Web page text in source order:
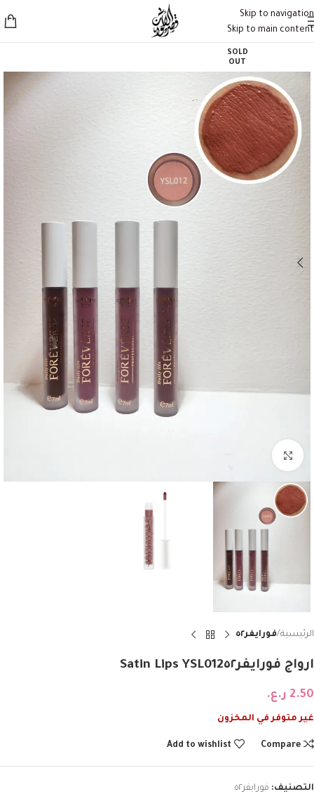
Skip to navigation
Skip to main content
SOLD
OUT
الرئيسية فورايفر٥٢
ارواج فورايفر٥٢‏Satin Lips YSL012
2.50 ر.ع.
غير متوفر في المخزون
Compare
Add to wishlist
التصنيف: فورايفر٥٢